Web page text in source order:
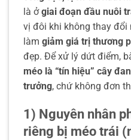
là ởgiai đoạn đầu nuôi
vị đôi khi không thay đổi
làm giảm giá trị thương
đẹp. Để xử lý dứt điểm,
méo là “tín hiệu” cây
trưởng, chứ không đơn
1) Nguyên nhân
riêng bị méo trái